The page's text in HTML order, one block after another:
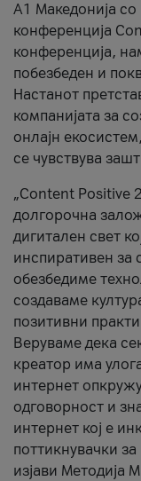
А1 Македонија со
конференција
конференција,
побезбеден и
Настанот
компанијата за
онлајн
се чувствува
„Content Positive
долгорочна
дигитален свет
инспиративен за
обезбедиме
создаваме
позитивни
Веруваме дека
креатор има
интернет
одговорност и
интернет кој е
поттикнувачки за
изјави Методија